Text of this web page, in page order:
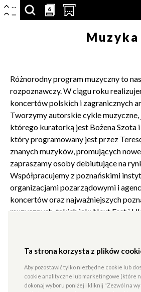
Nawigacja
SZUKAJ
LUDZI,
PARTNERÓW
PRZESCROLLUJ
WYDARZEŃ
6 OTWÓRZ
BILETÓW
W
NOWEJ
KARCIE
6
Centrum
Kultury
Muzyka
Różnorodny program muzyczny to
rozpoznawczy. W ciągu roku
koncertów polskich i zagranicznych
Tworzymy autorskie cykle muzyczne,
którego kuratorką jest Bożena Szota
który programowany jest przez
znanych muzyków, promujących
zapraszamy osoby debiutujące na
Współpracujemy z poznańskimi
organizacjami pozarządowymi i
koncertów oraz najważniejszych
muzycznych, takich jak: Next Fest i
muzyki etnicznej (odbywa się od
Ta strona korzysta z plików
Aby pozostawić tylko niezbędne cookie lub
cookie analityczne lub marketingowe (które
dokonaj wyboru poniżej i kliknij "Zezwól na